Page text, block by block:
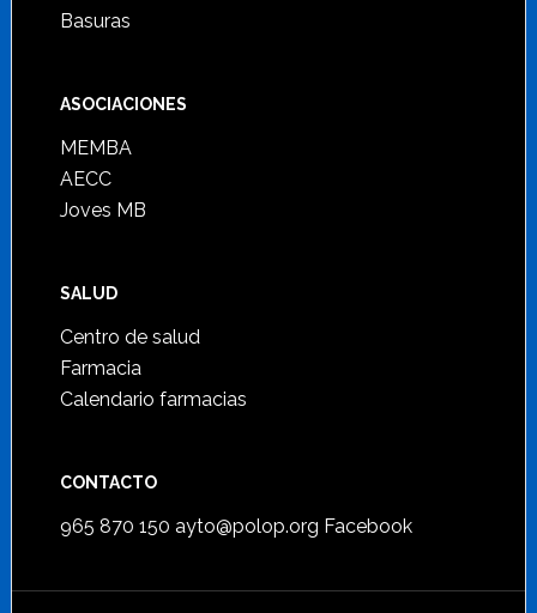
Basuras
ASOCIACIONES
MEMBA
AECC
Joves MB
SALUD
Centro de salud
Farmacia
Calendario farmacias
CONTACTO
965 870 150 ayto@polop.org Facebook